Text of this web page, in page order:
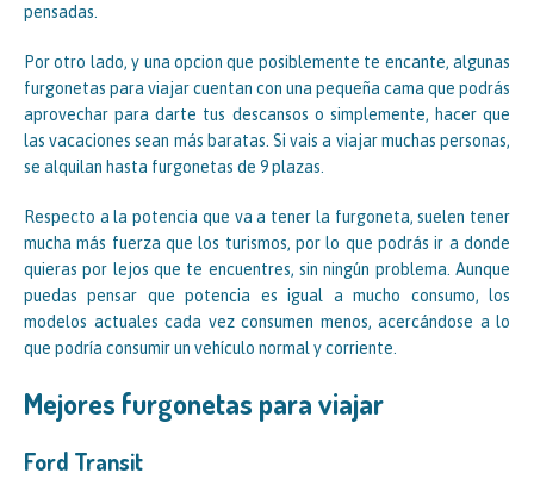
pensadas.
Por otro lado, y una opcion que posiblemente te encante, algunas
furgonetas para viajar cuentan con una pequeña cama que podrás
aprovechar para darte tus descansos o simplemente, hacer que
las vacaciones sean más baratas. Si vais a viajar muchas personas,
se alquilan hasta furgonetas de 9 plazas.
Respecto a la potencia que va a tener la furgoneta, suelen tener
mucha más fuerza que los turismos, por lo que podrás ir a donde
quieras por lejos que te encuentres, sin ningún problema. Aunque
puedas pensar que potencia es igual a mucho consumo, los
modelos actuales cada vez consumen menos, acercándose a lo
que podría consumir un vehículo normal y corriente.
Mejores furgonetas para viajar
Ford Transit